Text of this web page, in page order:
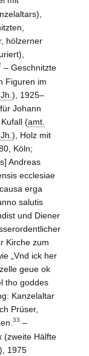
hölzerner
– Geschnitzte
Figuren im
Jh. ), 1925–
Johann
(amt.
Jh. ), Holz mit
Köln;
Andreas
ecclesiae
erga
salutis
und Diener
Kirche zum
„Vnd ick her
geue ok
tho goddes
Kanzelaltar
Prüser,
33 –
(zweite Hälfte
1975